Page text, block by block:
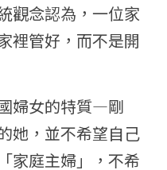
觀念認為，一位家
裡管好，而不是開
婦女的特質—剛
她，並不希望自己
家庭主婦」，不希